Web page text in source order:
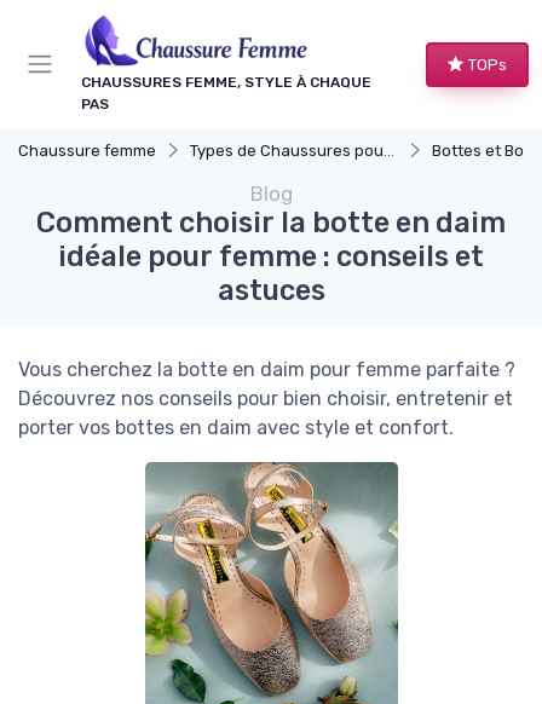
CHAUSSURES FEMME, STYLE À CHAQUE
PAS
TOPs
Chaussure femme Types de Chaussures pour Femmes Bottes et
Blog
Comment choisir la botte en daim
idéale pour femme : conseils et
astuces
Vous cherchez la botte en daim pour femme parfaite ?
Découvrez nos conseils pour bien choisir, entretenir et
porter vos bottes en daim avec style et confort.
Panneau de gestion des cookies